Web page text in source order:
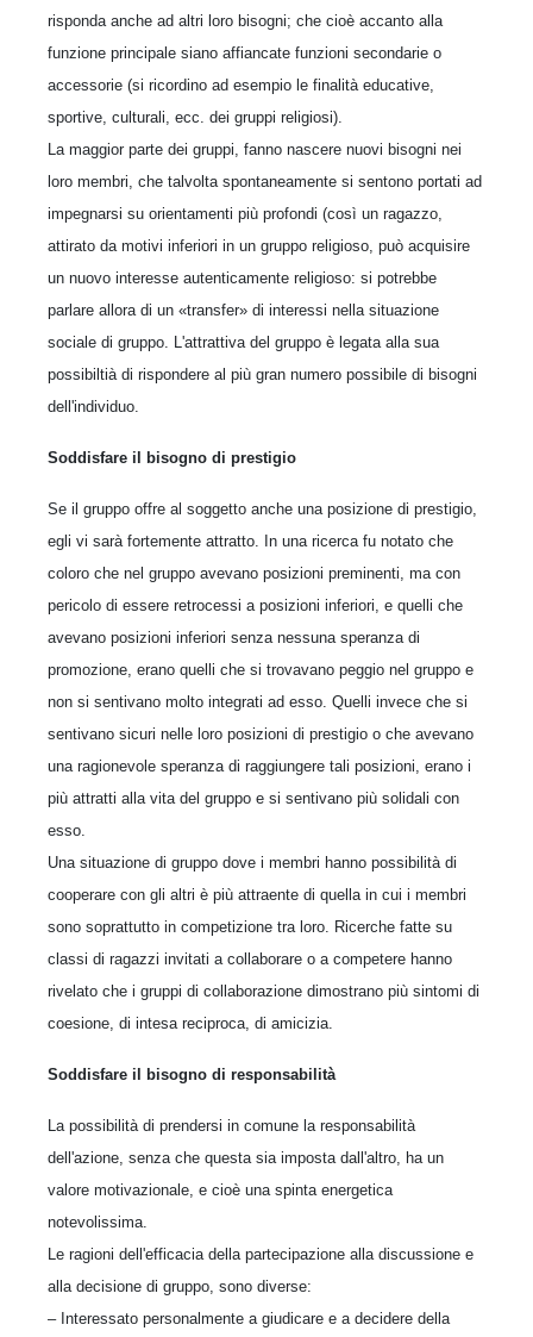
risponda anche ad altri loro bisogni; che cioè accanto alla
funzione principale siano affiancate funzioni secondarie o
accessorie (si ricordino ad esempio le finalità educative,
sportive, culturali, ecc. dei gruppi religiosi).
La maggior parte dei gruppi, fanno nascere nuovi bisogni nei
loro membri, che talvolta spontaneamente si sentono portati ad
impegnarsi su orientamenti più profondi (così un ragazzo,
attirato da motivi inferiori in un gruppo religioso, può acquisire
un nuovo interesse autenticamente religioso: si potrebbe
parlare allora di un «transfer» di interessi nella situazione
sociale di gruppo. L'attrattiva del gruppo è legata alla sua
possibiltià di rispondere al più gran numero possibile di bisogni
dell'individuo.
Soddisfare il bisogno di prestigio
Se il gruppo offre al soggetto anche una posizione di prestigio,
egli vi sarà fortemente attratto. In una ricerca fu notato che
coloro che nel gruppo avevano posizioni preminenti, ma con
pericolo di essere retrocessi a posizioni inferiori, e quelli che
avevano posizioni inferiori senza nessuna speranza di
promozione, erano quelli che si trovavano peggio nel gruppo e
non si sentivano molto integrati ad esso. Quelli invece che si
sentivano sicuri nelle loro posizioni di prestigio o che avevano
una ragionevole speranza di raggiungere tali posizioni, erano i
più attratti alla vita del gruppo e si sentivano più solidali con
esso.
Una situazione di gruppo dove i membri hanno possibilità di
cooperare con gli altri è più attraente di quella in cui i membri
sono soprattutto in competizione tra loro. Ricerche fatte su
classi di ragazzi invitati a collaborare o a competere hanno
rivelato che i gruppi di collaborazione dimostrano più sintomi di
coesione, di intesa reciproca, di amicizia.
Soddisfare il bisogno di responsabilità
La possibilità di prendersi in comune la responsabilità
dell'azione, senza che questa sia imposta dall'altro, ha un
valore motivazionale, e cioè una spinta energetica
notevolissima.
Le ragioni dell'efficacia della partecipazione alla discussione e
alla decisione di gruppo, sono diverse:
– Interessato personalmente a giudicare e a decidere della